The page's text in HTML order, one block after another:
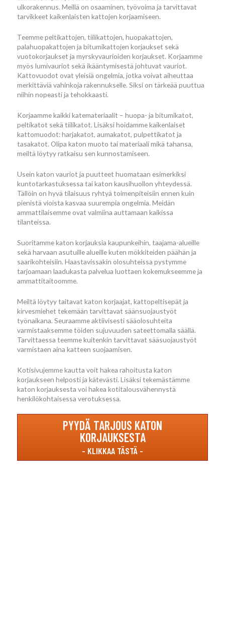
ulkorakennus. Meillä on osaaminen, työvoima ja tarvittavat
tarvikkeet kaikenlaisten kattojen korjaamiseen.
Teemme peltikattojen, tiilikattojen, huopakattojen,
palahuopakattojen ja bitumikattojen korjaukset sekä
vuotokorjaukset ja myrskyvaurioiden korjaukset. Korjaamme
myös lumivauriot sekä ikääntymisestä johtuvat vauriot.
Kattovuodot ovat yleisiä ongelmia, jotka voivat aiheuttaa
merkittäviä vahinkoja rakennukselle. Siksi on tärkeää puuttua
niihin nopeasti ja tehokkaasti.
Korjaamme kaikki katemateriaalit – huopa- ja bitumikatot,
peltikatot sekä tiilikatot. Lisäksi hoidamme kaikenlaiset
kattomuodot: harjakatot, aumakatot, pulpettikatot ja
tasakatot. Olipa katon muoto tai materiaali mikä tahansa,
meiltä löytyy ratkaisu sen kunnostamiseen.
Usein katon vauriot ja puutteet huomataan esimerkiksi
kuntotarkastuksessa tai katon kausihuollon yhteydessä.
Tällöin on hyvä tilaisuus ryhtyä toimenpiteisiin ennen kuin
pienistä vioista kasvaa suurempia ongelmia. Meidän
ammattilaisemme ovat valmiina auttamaan kaikissa
tilanteissa.
Suoritamme katon korjauksia kaupunkeihin, taajama-alueille
sekä harvaan asutuille alueille kuten mökkiteiden päähän ja
saarikohteisiin. Haastavissakin olosuhteissa pystymme
tarjoamaan laadukasta palvelua luottaen kokemukseemme ja
ammattitaitoomme.
Meiltä löytyy taitavat katon korjaajat, kattopeltisepät ja
kirvesmiehet tekemään tarvittavat säänsuojaustyöt
työnaikana. Seuraamme aktiivisesti sääolosuhteita
varmistaaksemme töiden sujuvuuden sateettomalla säällä.
Tarvittaessa teemme kuitenkin tarvittavat sääsuojaustyöt
varmistaen aina katteen suojaamisen.
Kotisivujemme kautta voit hakea rahoitusta katon
korjaukseen helposti ja kätevästi. Lisäksi tekemästämme
katon korjauksesta voi hakea kotitalousvähennystä
henkilökohtaisessa verotuksessa.
PYYDÄ TARJOUS KATON
KORJAUKSESTA